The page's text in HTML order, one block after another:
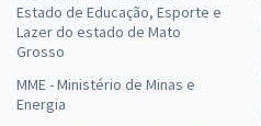
Estado de Educação, Esporte e
Lazer do estado de Mato
Grosso
MME - Ministério de Minas e
Energia